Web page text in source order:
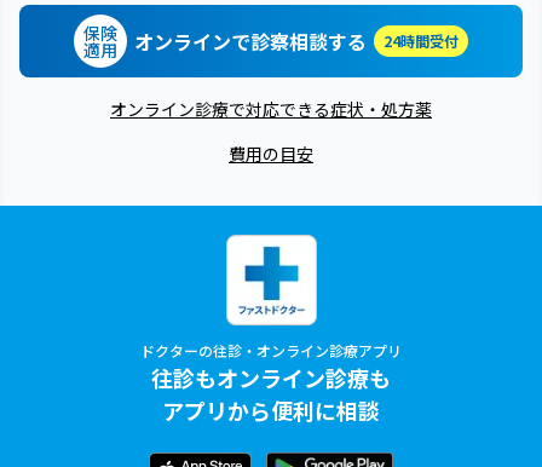
保険
適用 オンラインで診察相談する 24時間受付
オンライン診療で対応できる症状・処方薬
費用の目安
ドクターの往診・オンライン診療アプリ
往診もオンライン診療も
アプリから便利に相談